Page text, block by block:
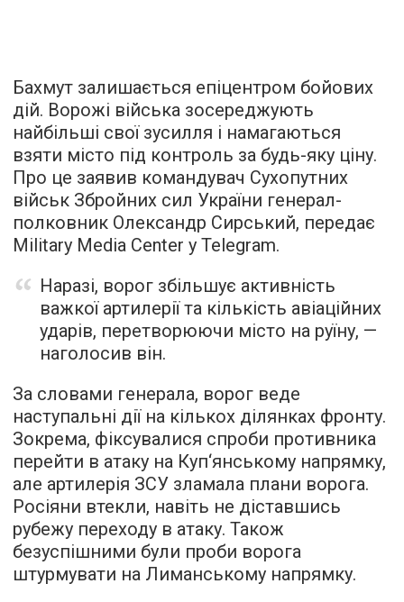
Бахмут залишається епіцентром бойових
дій. Ворожі війська зосереджують
найбільші свої зусилля і намагаються
взяти місто під контроль за будь-яку ціну.
Про це заявив командувач Сухопутних
військ Збройних сил України генерал-
полковник Олександр Сирський, передає
Military Media Center у Telegram.
Наразі, ворог збільшує активність
важкої артилерії та кількість авіаційних
ударів, перетворюючи місто на руїну, —
наголосив він.
За словами генерала, ворог веде
наступальні дії на кількох ділянках фронту.
Зокрема, фіксувалися спроби противника
перейти в атаку на Куп‘янському напрямку,
але артилерія ЗСУ зламала плани ворога.
Росіяни втекли, навіть не діставшись
рубежу переходу в атаку. Також
безуспішними були проби ворога
штурмувати на Лиманському напрямку.